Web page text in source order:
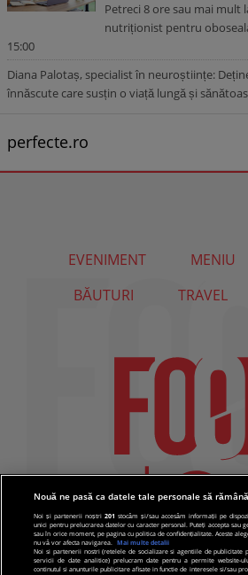
Petreci 8 ore sau mai mult
nutriționist pentru
15:00
Diana Palotaș, specialist în neuroștiințe:
înnăscute care susțin o viață lungă și
perfecte.ro
EVENIMENT MENIU
BĂUTURI
TRAVEL
Nouă ne pasă ca datele tale personale să
Noi și partenerii noștri201 stocăm și/sau accesăm informații pe
unici pentru prelucrarea datelor cu caracter personal. Puteți accepta sau
sau în orice moment, pe pagina cu politica de confidențialitate. Aceste
nu vă vor afecta navigarea.
Mai multe detalii
Noi si partenerii nostri (retelele de socializare si agentiile de publicitate
servicii de date analitice) prelucram date pentru a permite website-
continutul si anunturile publicitare afisate in functie de interesele si/sau